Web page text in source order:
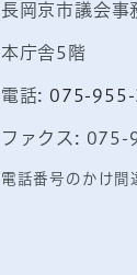
長岡京市議会事
本庁舎5階
電話: 075-
ファクス: 075-
電話番号のかけ間